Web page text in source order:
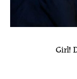
Girl!